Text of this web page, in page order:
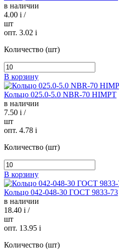
в наличии
4.00 i /
шт
опт. 3.02 i
Количество (шт)
В корзину
Кольцо 025.0-5.0 NBR-70 HIMPT
в наличии
7.50 i /
шт
опт. 4.78 i
Количество (шт)
В корзину
Кольцо 042-048-30 ГОСТ 9833-73
в наличии
18.40 i /
шт
опт. 13.95 i
Количество (шт)